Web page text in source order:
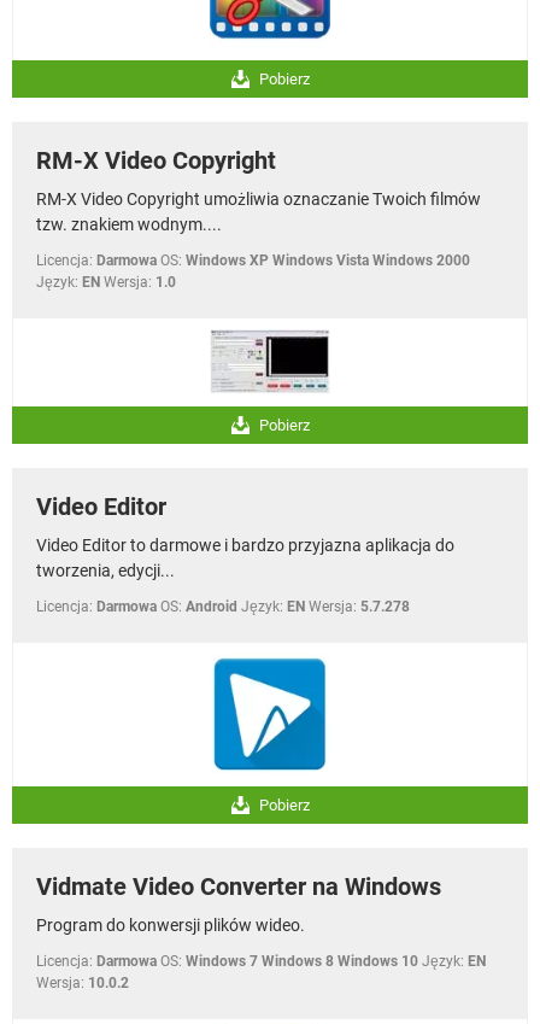
Pobierz
RM-X Video Copyright
RM-X Video Copyright umożliwia oznaczanie Twoich filmów
tzw. znakiem wodnym....
Licencja: Darmowa OS: Windows XP Windows Vista Windows 2000
Język: EN Wersja: 1.0
Pobierz
Video Editor
Video Editor to darmowe i bardzo przyjazna aplikacja do
tworzenia, edycji...
Licencja: Darmowa OS: Android Język: EN Wersja: 5.7.278
Pobierz
Vidmate Video Converter na Windows
Program do konwersji plików wideo.
Licencja: Darmowa OS: Windows 7 Windows 8 Windows 10 Język: EN
Wersja: 10.0.2